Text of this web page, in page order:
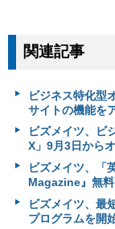
関連記事
ビジネス特化型
サイトの機能を
ビズメイツ、ビ
X」9月3日から
ビズメイツ、「
Magazine』無料
ビズメイツ、最
プログラムを開